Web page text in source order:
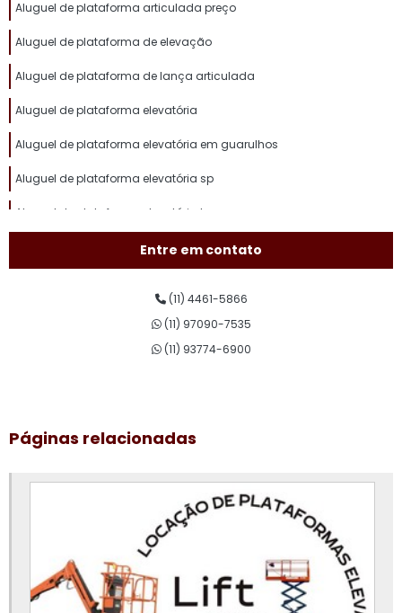
Aluguel de plataforma articulada preço
Aluguel de plataforma de elevação
Aluguel de plataforma de lança articulada
Aluguel de plataforma elevatória
Aluguel de plataforma elevatória em guarulhos
Aluguel de plataforma elevatória sp
Aluguel de plataforma elevatória tesoura
Aluguel de plataforma pantográfica
Aluguel plataforma tesoura
Assistência técnica de plataforma elevatória
Curso de plataforma elevatória valor
Empresa de aluguel de plataforma elevatória
Empresa de plataforma elevatória
Locação de plataforma aérea
Locação de plataforma de elevação
Entre em contato
(11) 4461-5866
(11) 97090-7535
(11) 93774-6900
Páginas relacionadas